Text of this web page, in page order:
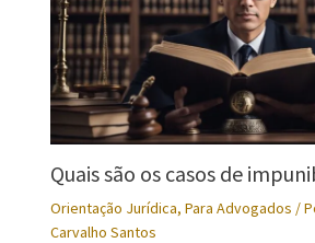
Quais são os casos de
Orientação Jurídica, Para Advogados /
Carvalho Santos